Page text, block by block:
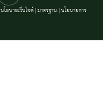
นโยบายเว็บไซต์|มาตรฐาน |นโยบายการ